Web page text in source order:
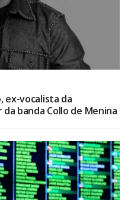
ex-vocalista da
banda Collo de Menina